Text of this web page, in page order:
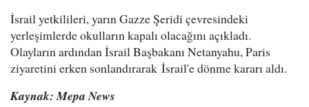
İsrail yetkilileri, yarın Gazze Şeridi çevresindeki
yerleşimlerde okulların kapalı olacağını açıkladı.
Olayların ardından İsrail Başbakanı Netanyahu, Paris
ziyaretini erken sonlandırarak İsrail'e dönme kararı aldı.
Kaynak: Mepa News